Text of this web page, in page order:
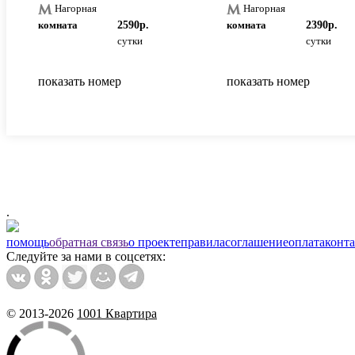
Нагорная
комната
2590р.
сутки
показать номер
Нагорная
комната
2390р.
сутки
показать номер
.
помощьобратная связьо проектеправиласоглашениеоплата
Следуйте за нами в соцсетях:
© 2013-2026 1001 Квартира